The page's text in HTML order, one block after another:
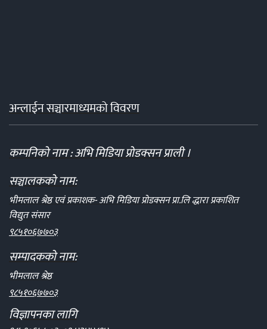
अन्लाईन सञ्चारमाध्यमको विवरण
कम्पनिको नाम : अभि मिडिया प्रोडक्सन प्राली ।
सञ्चालकको नाम:
भीमलाल श्रेष्ठ एवं प्रकाशक- अभि मिडिया प्रोडक्सन प्रा.लि द्धारा प्रकाशित
विद्युत संसार
९८५१०६७७०३
सम्पादकको नाम:
भीमलाल श्रेष्ठ
९८५१०६७७०३
विज्ञापनका लागि